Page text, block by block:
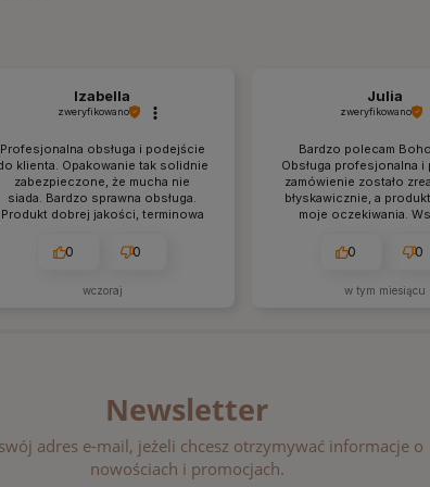
Izabella
zweryfikowano
Profesjonalna obsługa i podejście
klienta. Opakowanie tak solidnie
zabezpieczone, że mucha nie
siada. Bardzo sprawna obsługa.
Produkt dobrej jakości, terminowa
0 0
wczoraj
Julia
zweryfikowano
Bardzo polecam
Obsługa profesjonalna i
zamówienie zostało
błyskawicznie, a
moje oczekiwania.
dokładnie tak, jak w
pewno wrócę tu po
0 0
w tym miesiącu
Newsletter
adres e-mail, jeżeli chcesz otrzymywać informacje o
nowościach i promocjach.